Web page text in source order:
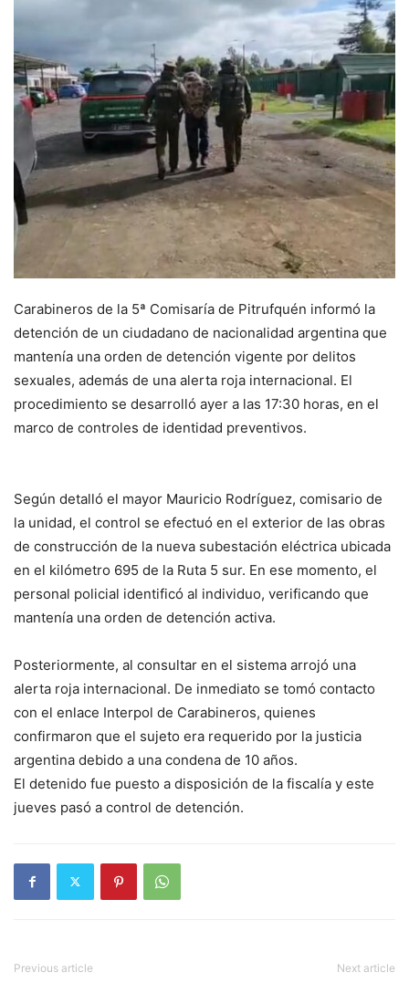
Carabineros de la 5ª Comisaría de Pitrufquén informó la
detención de un ciudadano de nacionalidad argentina que
mantenía una orden de detención vigente por delitos
sexuales, además de una alerta roja internacional. El
procedimiento se desarrolló ayer a las 17:30 horas, en el
marco de controles de identidad preventivos.
Según detalló el mayor Mauricio Rodríguez, comisario de
la unidad, el control se efectuó en el exterior de las obras
de construcción de la nueva subestación eléctrica ubicada
en el kilómetro 695 de la Ruta 5 sur. En ese momento, el
personal policial identificó al individuo, verificando que
mantenía una orden de detención activa.
Posteriormente, al consultar en el sistema arrojó una
alerta roja internacional. De inmediato se tomó contacto
con el enlace Interpol de Carabineros, quienes
confirmaron que el sujeto era requerido por la justicia
argentina debido a una condena de 10 años.
El detenido fue puesto a disposición de la fiscalía y este
jueves pasó a control de detención.
Previous article Next article